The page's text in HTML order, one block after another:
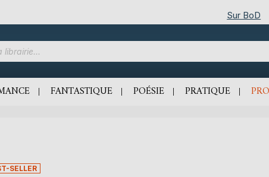
Sur BoD
FANTASTIQUE POÉSIE PRATIQUE
SELLER